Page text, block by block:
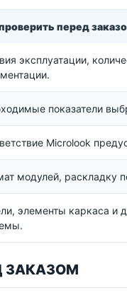
перед
эксплуатации,
показатели
Microlook
модулей, раскладку
элементы каркаса и
ЗАКАЗОМ